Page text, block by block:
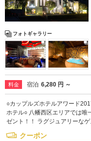
フォトギャラリー
料金 宿泊 6,280 円 ～
○カップルズホテルアワード
ホテル○ 八幡西区エリアでは唯
ゼント！！ ラグジュアリーな
クーポン